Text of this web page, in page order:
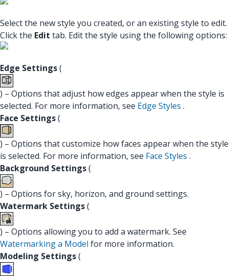
Select the new style you created, or an existing style to edit.
Click the Edit tab. Edit the style using the following options:
Edge Settings(
) – Options that adjust how edges appear when the style is
selected. For more information, see Edge Styles .
Face Settings(
) – Options that customize how faces appear when the style
is selected. For more information, see Face Styles .
Background Settings(
) – Options for sky, horizon, and ground settings.
Watermark Settings(
) – Options allowing you to add a watermark. See
Watermarking a Model for more information.
Modeling Settings(